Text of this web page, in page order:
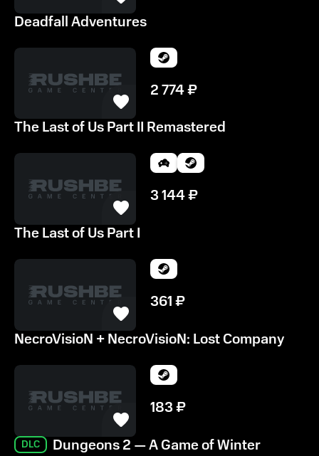
Deadfall Adventures
2 774₽
The Last of Us Part II Remastered
3 144₽
The Last of Us Part I
361₽
NecroVisioN + NecroVisioN: Lost Company
183₽
DLC Dungeons 2 — A Game of Winter